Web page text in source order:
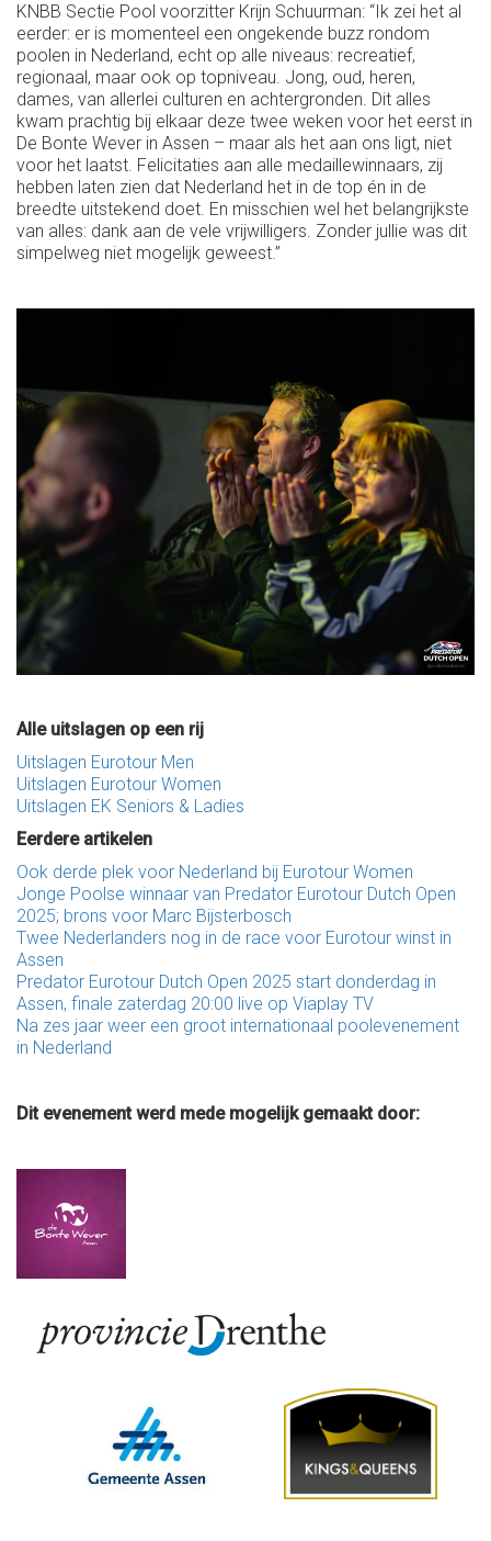
KNBB Sectie Pool voorzitter Krijn Schuurman: “Ik zei het al
eerder: er is momenteel een ongekende buzz rondom
poolen in Nederland, echt op alle niveaus: recreatief,
regionaal, maar ook op topniveau. Jong, oud, heren,
dames, van allerlei culturen en achtergronden. Dit alles
kwam prachtig bij elkaar deze twee weken voor het eerst in
De Bonte Wever in Assen – maar als het aan ons ligt, niet
voor het laatst. Felicitaties aan alle medaillewinnaars, zij
hebben laten zien dat Nederland het in de top én in de
breedte uitstekend doet. En misschien wel het belangrijkste
van alles: dank aan de vele vrijwilligers. Zonder jullie was dit
simpelweg niet mogelijk geweest.”
Alle uitslagen op een rij
Uitslagen Eurotour Men
Uitslagen Eurotour Women
Uitslagen EK Seniors & Ladies
Eerdere artikelen
Ook derde plek voor Nederland bij Eurotour Women
Jonge Poolse winnaar van Predator Eurotour Dutch Open
2025; brons voor Marc Bijsterbosch
Twee Nederlanders nog in de race voor Eurotour winst in
Assen
Predator Eurotour Dutch Open 2025 start donderdag in
Assen, finale zaterdag 20:00 live op Viaplay TV
Na zes jaar weer een groot internationaal poolevenement
in Nederland
Dit evenement werd mede mogelijk gemaakt door: